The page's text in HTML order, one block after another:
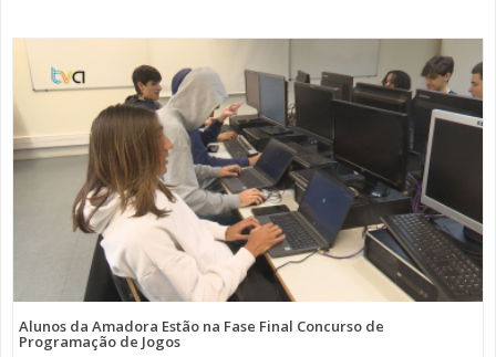
Alunos da Amadora Estão na Fase Final Concurso de
Programação de Jogos